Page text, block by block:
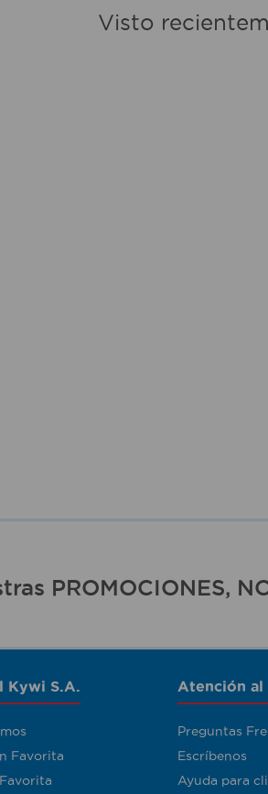
Visto
PROMOCIONES,
Kywi S.A.
Favorita
Atención al
Preguntas
Escríbenos
Ayuda para